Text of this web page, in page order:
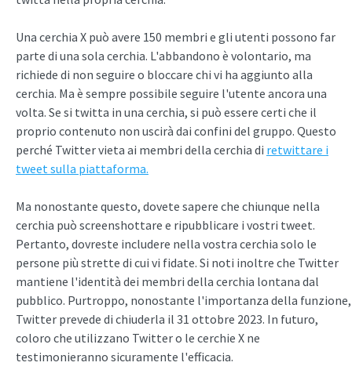
Una cerchia X può avere 150 membri e gli utenti possono far
parte di una sola cerchia. L'abbandono è volontario, ma
richiede di non seguire o bloccare chi vi ha aggiunto alla
cerchia. Ma è sempre possibile seguire l'utente ancora una
volta. Se si twitta in una cerchia, si può essere certi che il
proprio contenuto non uscirà dai confini del gruppo. Questo
perché Twitter vieta ai membri della cerchia di retwittare i
tweet sulla piattaforma.
Ma nonostante questo, dovete sapere che chiunque nella
cerchia può screenshottare e ripubblicare i vostri tweet.
Pertanto, dovreste includere nella vostra cerchia solo le
persone più strette di cui vi fidate. Si noti inoltre che Twitter
mantiene l'identità dei membri della cerchia lontana dal
pubblico. Purtroppo, nonostante l'importanza della funzione,
Twitter prevede di chiuderla il 31 ottobre 2023. In futuro,
coloro che utilizzano Twitter o le cerchie X ne
testimonieranno sicuramente l'efficacia.